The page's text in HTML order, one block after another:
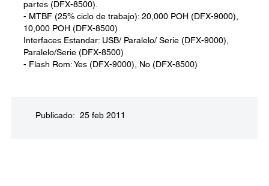
partes (DFX-8500).
- MTBF (25% ciclo de trabajo): 20,000 POH (DFX-9000),
10,000 POH (DFX-8500)
Interfaces Estandar: USB/ Paralelo/ Serie (DFX-9000),
Paralelo/Serie (DFX-8500)
- Flash Rom: Yes (DFX-9000), No (DFX-8500)
Publicado: 25 feb 2011